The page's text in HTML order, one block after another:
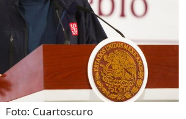
Foto: Cuartoscuro